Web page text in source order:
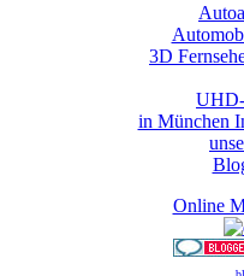
3D
in München
Online